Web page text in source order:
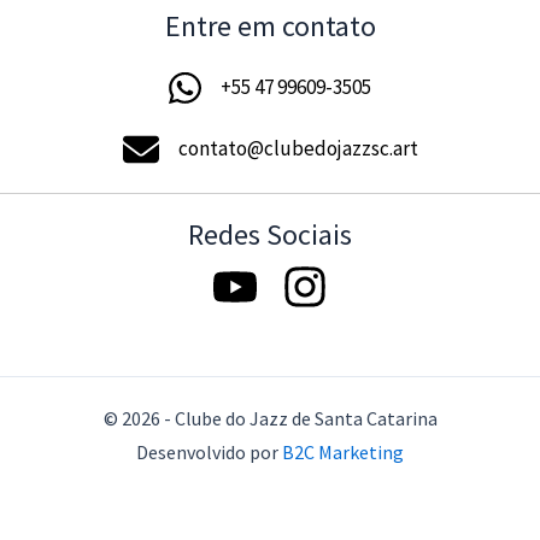
Entre em contato
+55 47 99609-3505
contato@clubedojazzsc.art
Redes Sociais
© 2026 - Clube do Jazz de Santa Catarina
Desenvolvido por B2C Marketing